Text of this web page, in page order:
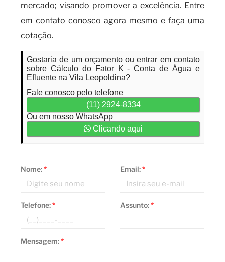
mercado; visando promover a excelência. Entre
em contato conosco agora mesmo e faça uma
cotação.
Gostaria de um orçamento ou entrar em contato
sobre Cálculo do Fator K - Conta de Água e
Efluente na Vila Leopoldina?
Fale conosco pelo telefone
(11) 2924-8334
Ou em nosso WhatsApp
Clicando aqui
Nome:* Email:*
Telefone:* Assunto:*
Mensagem:*